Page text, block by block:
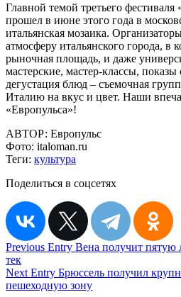
Главной темой третьего
прошел в июне этого года в
итальянская мозаика.
атмосферу итальянского города, в
рыночная площадь, и даже
мастерские, мастер-классы,
дегустация блюд – съемочная
Италию на вкус и цвет. Наши
«Европульса»!
АВТОР: Европульс
Фото: italoman.ru
Теги: культура
Поделиться в соцсетях
Навигация
по
записям
Previous Entry Вена получит пятую
тек
Next Entry Брюссель получил
пешеходную зону